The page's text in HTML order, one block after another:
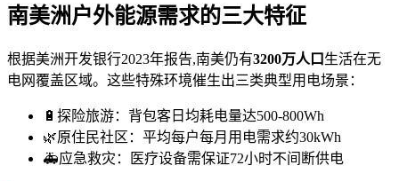
南美洲户外能源需求的三大特征
根据美洲开发银行2023年报告,南美仍有3200万人口 生活在无
电网覆盖区域。这些特殊环境催生出三类典型用电场景：
🔋探险旅游：背包客日均耗电量达500-800Wh
🌿原住民社区：平均每户每月用电需求约30kWh
🚑应急救灾：医疗设备需保证72小时不间断供电